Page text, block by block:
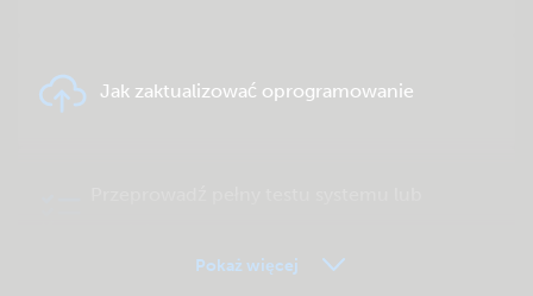
Jak zaktualizować oprogramowanie
Pokaż więcej